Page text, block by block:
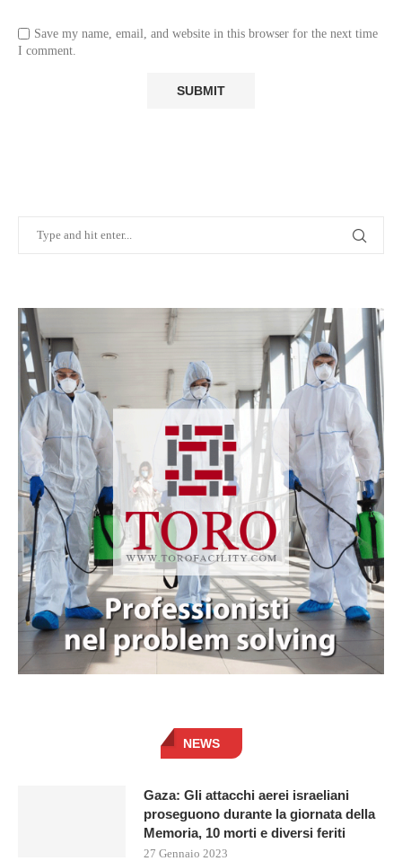
Save my name, email, and website in this browser for the next time
I comment.
NEWS
Gaza: Gli attacchi aerei israeliani
proseguono durante la giornata della
Memoria, 10 morti e diversi feriti
27 Gennaio 2023